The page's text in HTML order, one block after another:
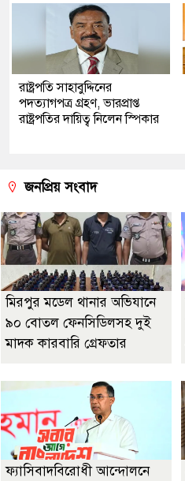
রাষ্ট্রপতি সাহাবুদ্দিনের
পদত্যাগপত্র গ্রহণ, ভারপ্রাপ্ত
রাষ্ট্রপতির দায়িত্ব নিলেন স্পিকার
জনপ্রিয় সংবাদ
মিরপুর মডেল থানার অভিযানে
৯০ বোতল ফেনসিডিলসহ দুই
মাদক কারবারি গ্রেফতার
ফ্যাসিবাদবিরোধী আন্দোলনে